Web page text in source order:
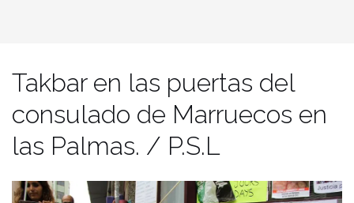
Takbar en las puertas del
consulado de Marruecos en
las Palmas. / P.S.L